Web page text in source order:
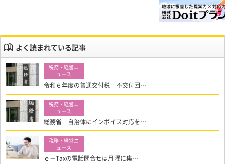
よく読まれている記事
令和６年度の普通交付税 不交付団…
総務省 自治体にインボイス対応を…
ｅ－Taxの電話問合せは月曜に集…